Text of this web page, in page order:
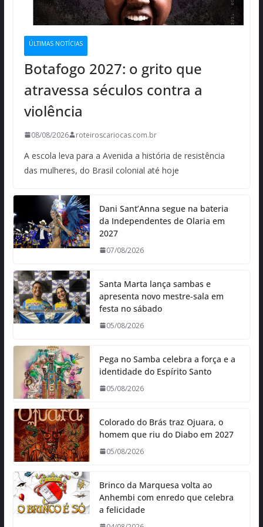
ÚLTIMAS NOTÍCIAS
Botafogo 2027: o grito que
atravessa séculos contra a
violência
08/08/2026 roteiroscariocas.com.br
A escola leva para a Avenida a história de resistência
das mulheres, do Brasil colonial até hoje
Dani Sant’Anna segue na bateria
da Independentes de Olaria em
2027
07/08/2026
Santa Marta lança sambas e
apresenta novo mestre-sala em
festa no sábado
05/08/2026
Pega no Samba celebra a força e a
identidade do Espírito Santo
05/08/2026
Colorado do Brás traz Ojuara, o
homem que riu do Diabo em 2027
05/08/2026
Brinco da Marquesa volta ao
Anhembi com enredo que celebra
a felicidade